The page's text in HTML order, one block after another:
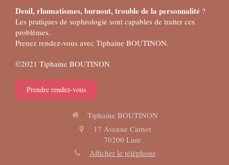
Deuil, rhumatismes, burnout, trouble de la personnalité ?
Les pratiques de sophrologie sont capables de traiter ces
problèmes.
Prenez rendez-vous avec Tiphaine BOUTINON.
©2021 Tiphaine BOUTINON
Prendre rendez-vous
Tiphaine BOUTINON
17 Avenue Carnot
70200 Lure
Afficher le téléphone